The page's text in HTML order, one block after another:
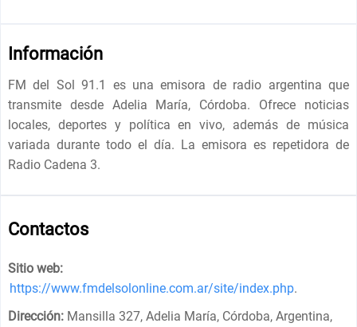
Información
FM del Sol 91.1 es una emisora de radio argentina que
transmite desde Adelia María, Córdoba. Ofrece noticias
locales, deportes y política en vivo, además de música
variada durante todo el día. La emisora es repetidora de
Radio Cadena 3.
Contactos
Sitio web:
https://www.fmdelsolonline.com.ar/site/index.php.
Dirección: Mansilla 327, Adelia María, Córdoba, Argentina,